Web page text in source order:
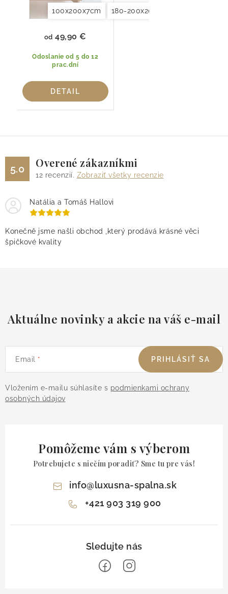
100x200x7cm 180-200x200x7cm
Odoslanie od 5 do 12
prac.dní
od 49,90 €
DETAIL
5.0 Overené zákazníkmi
12 recenzií. Zobraziť všetky recenzie
Natália a Tomáš Hallovi
Konečně jsme našli obchod ,který prodává krásné věci
špičkové kvality
Aktuálne novinky a akcie na váš e-mail
Email
Vložením e-mailu súhlasíte s podmienkami ochrany
osobných údajov
PRIHLÁSIŤ SA
Pomôžeme vám s výberom
Potrebujete s niečím poradiť? Sme tu pre vás!
info@luxusna-spalna.sk
+421 903 319 900